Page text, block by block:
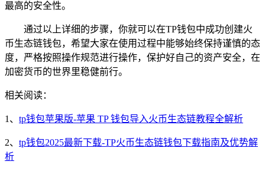
最高的安全性。
通过以上详细的步骤，你就可以在TP钱包中成功创建火
币生态链钱包，希望大家在使用过程中能够始终保持谨慎的态
度，严格按照操作规范进行操作，保护好自己的资产安全，在
加密货币的世界里稳健前行。
相关阅读：
1、 tp钱包苹果版-苹果 TP 钱包导入火币生态链教程全解析
2、 tp钱包2025最新下载-TP火币生态链钱包下载指南及优势解
析